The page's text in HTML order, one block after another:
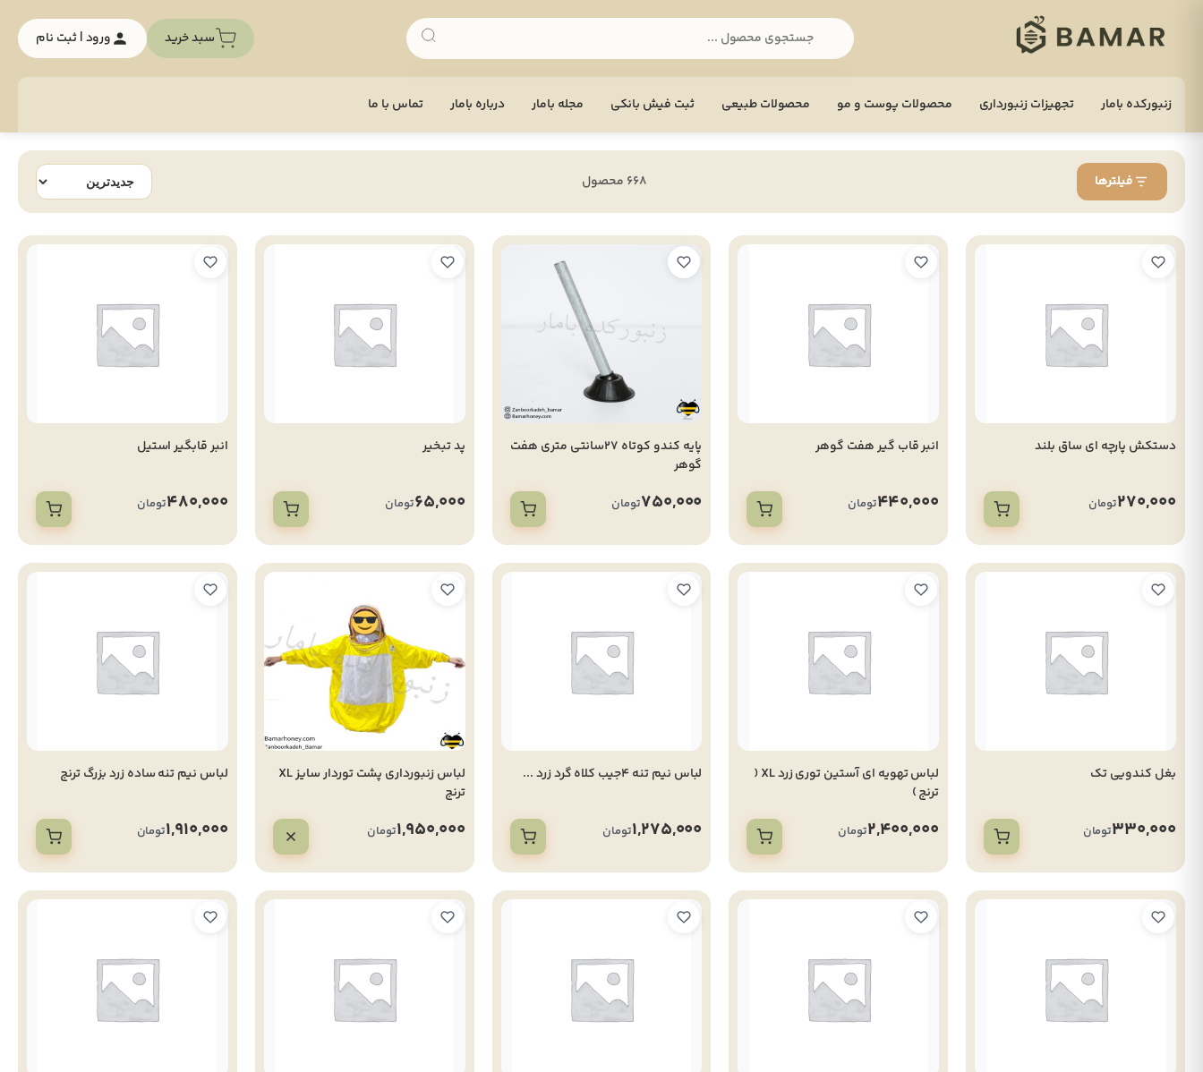
سبد خرید ورود | ثبت نام
زنبورکده بامار تجهيزات زنبورداری محصولات پوست و مو محصولات طبیعی ثبت فیش بانکی مجله بامار درباره بامار تماس با ما
فیلترها 668 محصول
دستکش پارچه ای ساق بلند
270,000تومان
انبر قاب گیر هفت گوهر
440,000تومان
پایه کندو کوتاه 27سانتی متری هفت
گوهر
750,000تومان
پد تبخیر
65,000تومان
انبر قابگیر استیل
480,000تومان
بغل کندویی تک
330,000تومان
لباس تهویه ای آستین توری زرد XL (
ترنج )
2,400,000تومان
لباس نیم تنه 4جیب کلاه گرد زرد ...
1,275,000تومان
لباس زنبورداری پشت توردار سایز XL
ترنج
1,950,000تومان
لباس نیم تنه ساده زرد بزرگ ترنج
1,910,000تومان